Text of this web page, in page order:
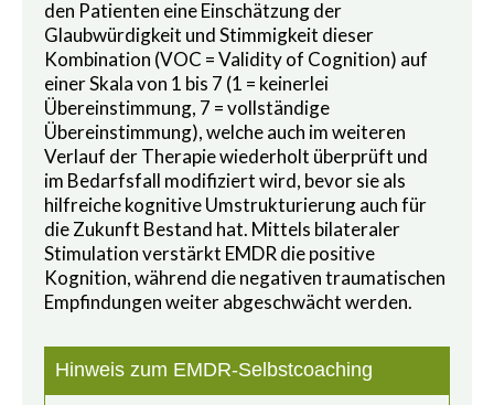
den Patienten eine Einschätzung der
Glaubwürdigkeit und Stimmigkeit dieser
Kombination (VOC = Validity of Cognition) auf
einer Skala von 1 bis 7 (1 = keinerlei
Übereinstimmung, 7 = vollständige
Übereinstimmung), welche auch im weiteren
Verlauf der Therapie wiederholt überprüft und
im Bedarfsfall modifiziert wird, bevor sie als
hilfreiche kognitive Umstrukturierung auch für
die Zukunft Bestand hat. Mittels bilateraler
Stimulation verstärkt EMDR die positive
Kognition, während die negativen traumatischen
Empfindungen weiter abgeschwächt werden.
Hinweis zum EMDR-Selbstcoaching